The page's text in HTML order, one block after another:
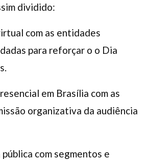
dividido:
com as entidades
para reforçar o o Dia
em Brasília com as
organizativa da audiência
com segmentos e